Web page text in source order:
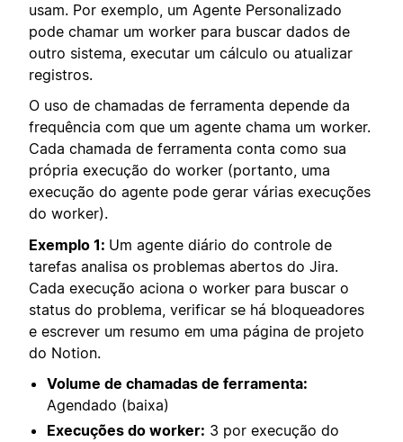
usam. Por exemplo, um Agente Personalizado
pode chamar um worker para buscar dados de
outro sistema, executar um cálculo ou atualizar
registros.
O uso de chamadas de ferramenta depende da
frequência com que um agente chama um worker.
Cada chamada de ferramenta conta como sua
própria execução do worker (portanto, uma
execução do agente pode gerar várias execuções
do worker).
Exemplo 1: Um agente diário do controle de
tarefas analisa os problemas abertos do Jira.
Cada execução aciona o worker para buscar o
status do problema, verificar se há bloqueadores
e escrever um resumo em uma página de projeto
do Notion.
Volume de chamadas de ferramenta:
Agendado (baixa)
Execuções do worker: 3 por execução do